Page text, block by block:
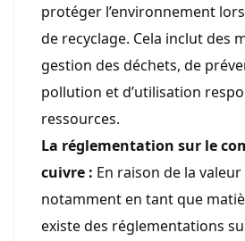
protéger l’environnement
de recyclage. Cela inclut des
gestion des déchets, de
pollution et d’utilisation
ressources.
La réglementation sur le
cuivre : En raison de la
notamment en tant que
existe des réglementations